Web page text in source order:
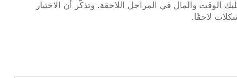
الوقت والمال في المراحل اللاحقة. وتذكّر أن الاختيار
لاحقًا.